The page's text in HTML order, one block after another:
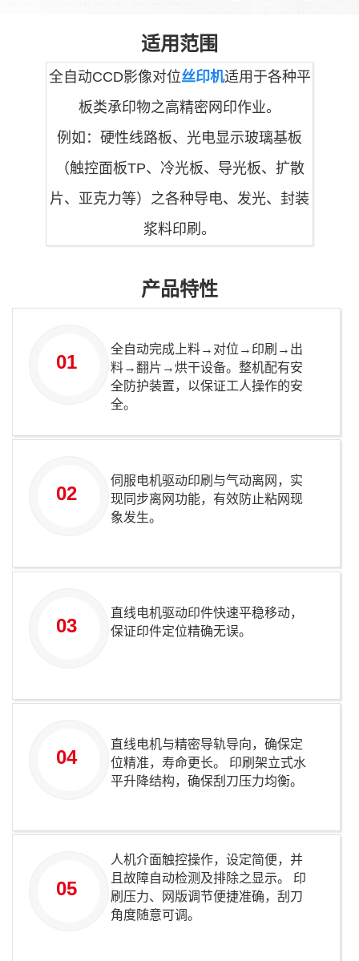
适用范围
全自动CCD影像对位丝印机适用于各种平
板类承印物之高精密网印作业。
例如：硬性线路板、光电显示玻璃基板
（触控面板TP、冷光板、导光板、扩散
片、亚克力等）之各种导电、发光、封装
浆料印刷。
产品特性
01
全自动完成上料→对位→印刷→出
料→翻片→烘干设备。整机配有安
全防护装置，以保证工人操作的安
全。
02
伺服电机驱动印刷与气动离网，实
现同步离网功能，有效防止粘网现
象发生。
03
直线电机驱动印件快速平稳移动，
保证印件定位精确无误。
04
直线电机与精密导轨导向，确保定
位精准，寿命更长。 印刷架立式水
平升降结构，确保刮刀压力均衡。
05
人机介面触控操作，设定简便，并
且故障自动检测及排除之显示。 印
刷压力、网版调节便捷准确，刮刀
角度随意可调。